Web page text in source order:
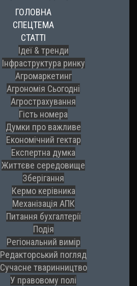
ГОЛОВНА
СПЕЦТЕМА
СТАТТІ
Ідеї & тренди
Інфраструктура ринку
Агромаркетинг
Агрономія Сьогодні
Агрострахування
Гість номера
Думки про важливе
Економічний гектар
Експертна думка
Життєве середовище
Зберігання
Кермо керівника
Механізація АПК
Питання бухгалтерії
Подія
Регіональний вимір
Редакторський погляд
Сучасне тваринництво
У правовому полі